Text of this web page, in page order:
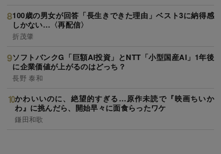
100歳の男女が回答「長生きできた理由」ベスト3に納得感
しかない…〈再配信〉
折茂肇
ソフトバンクG「巨額AI投資」とNTT「小型国産AI」1年後
に企業価値が上がるのはどっち？
長野 泰和
かわいいのに、絶望的すぎる…原作未読で『映画ちいか
わ』に挑んだら、開始早々に面食らったワケ
鎌田和歌